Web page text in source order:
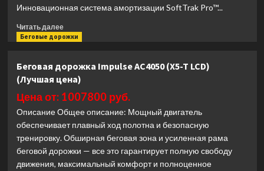
Инновационная система амортизации SoftTrak Pro™...
Читать далееПрочитать
больше
дорожка
Horizon
TREAD-
XP
(Лучшая
цена)
Беговые дорожки
Беговая дорожка Impulse AC4050 (X5-T LCD)
(Лучшая цена)
Цена от: 1007800 руб.
Описание Общее описание: Мощный двигатель
обеспечивает плавный ход полотна и безопасную
тренировку. Обширная беговая зона и усиленная рама
беговой дорожки — все это гарантирует полную свободу
движения, максимальный комфорт и полноценное